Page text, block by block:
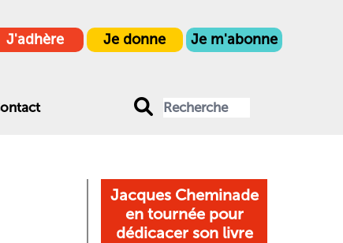
J'adhère Je donne Je m'abonne
Jacques Cheminade
en tournée pour
dédicacer son livre